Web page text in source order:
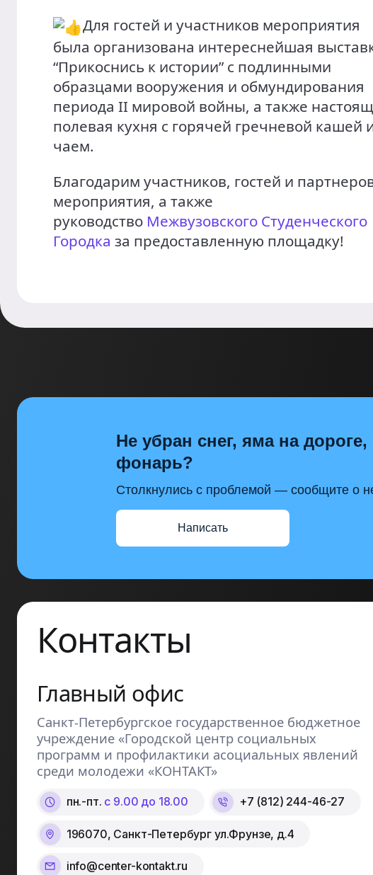
Для гостей и участников мероприятия
была организована интереснейшая
“Прикоснись к истории” с подлинными
образцами вооружения и обмундирования
периода II мировой войны, а также
полевая кухня с горячей гречневой кашей
чаем.
Благодарим участников, гостей и
мероприятия, а также
руководство Межвузовского Студенческого
Городка за предоставленную площадку!
Не убран снег, яма на дороге,
фонарь?
Столкнулись с проблемой — сообщите о
Написать
Контакты
Главный офис
Санкт-Петербургское государственное бюджетное
учреждение «Городской центр социальных
программ и профилактики асоциальных явлений
среди молодежи «КОНТАКТ»
пн.-пт. с 9.00 до 18.00 +7 (812) 244-46-27
196070, Санкт-Петербург ул.Фрунзе, д.4
info@center-kontakt.ru